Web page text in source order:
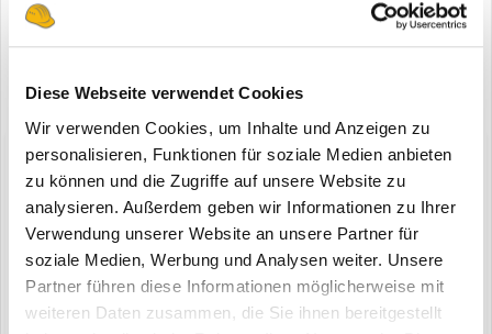
Diese Webseite verwendet Cookies
Wir verwenden Cookies, um Inhalte und Anzeigen zu
personalisieren, Funktionen für soziale Medien anbieten
zu können und die Zugriffe auf unsere Website zu
analysieren. Außerdem geben wir Informationen zu Ihrer
Verwendung unserer Website an unsere Partner für
soziale Medien, Werbung und Analysen weiter. Unsere
Partner führen diese Informationen möglicherweise mit
weiteren Daten zusammen, die Sie ihnen bereitgestellt
Diskutiere mit!
Du kannst jetzt antworten und Dich später anmelden. Wenn du
bereits einen Account hast kannst du dich hieranmelden.
Note:Your post will require moderator approval before it will be
visible.